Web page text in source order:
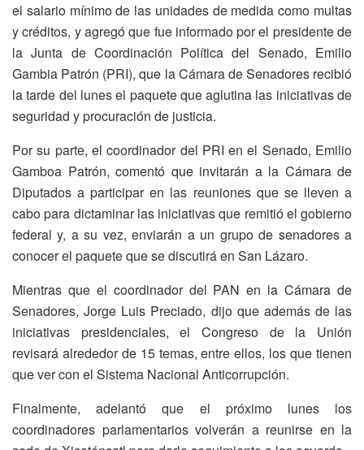
el salario mínimo de las unidades de medida como multas
y créditos, y agregó que fue informado por el presidente de
la Junta de Coordinación Política del Senado, Emilio
Gambia Patrón (PRI), que la Cámara de Senadores recibió
la tarde del lunes el paquete que aglutina las iniciativas de
seguridad y procuración de justicia.
Por su parte, el coordinador del PRI en el Senado, Emilio
Gamboa Patrón, comentó que invitarán a la Cámara de
Diputados a participar en las reuniones que se lleven a
cabo para dictaminar las iniciativas que remitió el gobierno
federal y, a su vez, enviarán a un grupo de senadores a
conocer el paquete que se discutirá en San Lázaro.
Mientras que el coordinador del PAN en la Cámara de
Senadores, Jorge Luis Preciado, dijo que además de las
iniciativas presidenciales, el Congreso de la Unión
revisará alrededor de 15 temas, entre ellos, los que tienen
que ver con el Sistema Nacional Anticorrupción.
Finalmente, adelantó que el próximo lunes los
coordinadores parlamentarios volverán a reunirse en la